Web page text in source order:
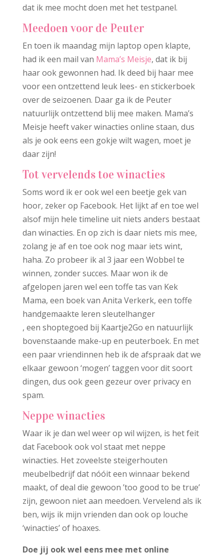
dat ik mee mocht doen met het testpanel.
Meedoen voor de Peuter
En toen ik maandag mijn laptop open klapte,
had ik een mail van Mama’s Meisje, dat ik bij
haar ook gewonnen had. Ik deed bij haar mee
voor een ontzettend leuk lees- en stickerboek
over de seizoenen. Daar ga ik de Peuter
natuurlijk ontzettend blij mee maken. Mama’s
Meisje heeft vaker winacties online staan, dus
als je ook eens een gokje wilt wagen, moet je
daar zijn!
Tot vervelends toe winacties
Soms word ik er ook wel een beetje gek van
hoor, zeker op Facebook. Het lijkt af en toe wel
alsof mijn hele timeline uit niets anders bestaat
dan winacties. En op zich is daar niets mis mee,
zolang je af en toe ook nog maar iets wint,
haha. Zo probeer ik al 3 jaar een Wobbel te
winnen, zonder succes. Maar won ik de
afgelopen jaren wel een toffe tas van Kek
Mama, een boek van Anita Verkerk, een toffe
handgemaakte leren sleutelhanger
, een shoptegoed bij Kaartje2Go en natuurlijk
bovenstaande make-up en peuterboek. En met
een paar vriendinnen heb ik de afspraak dat we
elkaar gewoon ‘mogen’ taggen voor dit soort
dingen, dus ook geen gezeur over privacy en
spam.
Neppe winacties
Waar ik je dan wel weer op wil wijzen, is het feit
dat Facebook ook vol staat met neppe
winacties. Het zoveelste steigerhouten
meubelbedrijf dat nóóit een winnaar bekend
maakt, of deal die gewoon ’too good to be true’
zijn, gewoon niet aan meedoen. Vervelend als ik
ben, wijs ik mijn vrienden dan ook op louche
‘winacties’ of hoaxes.
Doe jij ook wel eens mee met online